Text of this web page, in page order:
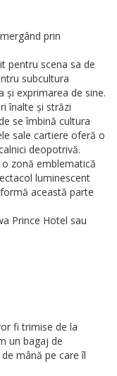
prin
pentru scena sa de
subcultura
și exprimarea de sine.
înalte și străzi
se îmbină cultura
sale cartiere oferă o
deopotrivă.
o zonă emblematică
luminescent
această parte
Prince Hotel sau
fi trimise de la
un bagaj de
mână pe care îl